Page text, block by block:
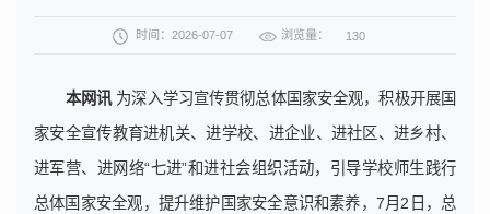
时间：2026-07-07 浏览量： 130
本网讯为深入学习宣传贯彻总体国家安全观，积极开展国
家安全宣传教育进机关、进学校、进企业、进社区、进乡村、
进军营、进网络“七进”和进社会组织活动，引导学校师生践行
总体国家安全观，提升维护国家安全意识和素养，7月2日，总